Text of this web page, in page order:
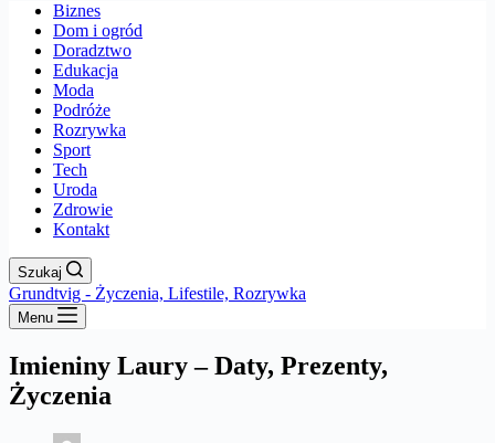
Biznes
Dom i ogród
Doradztwo
Edukacja
Moda
Podróże
Rozrywka
Sport
Tech
Uroda
Zdrowie
Kontakt
Szukaj
Grundtvig - Życzenia, Lifestile, Rozrywka
Menu
Imieniny Laury – Daty, Prezenty,
Życzenia